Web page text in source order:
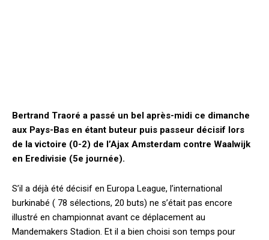
Bertrand Traoré a passé un bel après-midi ce dimanche
aux Pays-Bas en étant buteur puis passeur décisif lors
de la victoire (0-2) de l’Ajax Amsterdam contre Waalwijk
en Eredivisie (5e journée).
S’il a déjà été décisif en Europa League, l’international
burkinabé ( 78 sélections, 20 buts) ne s’était pas encore
illustré en championnat avant ce déplacement au
Mandemakers Stadion. Et il a bien choisi son temps pour